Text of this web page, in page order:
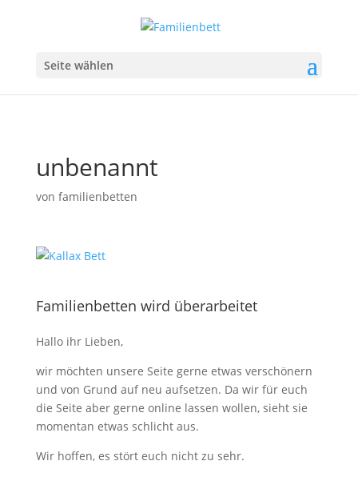
Seite wählen
unbenannt
von familienbetten
Familienbetten wird überarbeitet
Hallo ihr Lieben,
wir möchten unsere Seite gerne etwas verschönern
und von Grund auf neu aufsetzen. Da wir für euch
die Seite aber gerne online lassen wollen, sieht sie
momentan etwas schlicht aus.
Wir hoffen, es stört euch nicht zu sehr.